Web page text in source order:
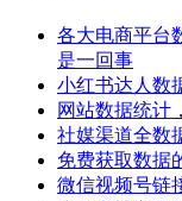
各大电商平台
是一回事
小红书达人数
网站数据统计
社媒渠道全数
免费获取数据
微信视频号链